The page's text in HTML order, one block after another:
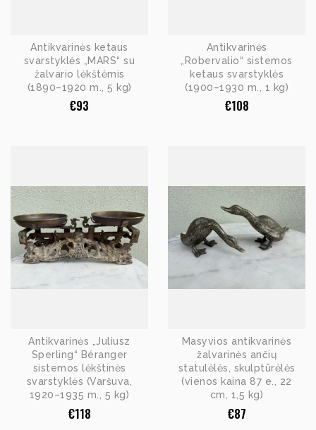
Antikvarinės ketaus
svarstyklės „MARS“ su
žalvario lėkštėmis
(1890–1920 m., 5 kg)
€93
Antikvarinės
„Robervalio“ sistemos
ketaus svarstyklės
(1900–1930 m., 1 kg)
€108
Antikvarinės „Juliusz
Sperling“ Béranger
sistemos lėkštinės
svarstyklės (Varšuva,
1920–1935 m., 5 kg)
€118
Masyvios antikvarinės
žalvarinės ančių
statulėlės, skulptūrėlės
(vienos kaina 87 e., 22
cm, 1,5 kg)
€87